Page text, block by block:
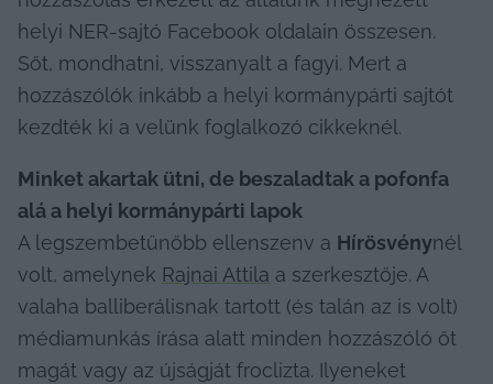
helyi NER-sajtó Facebook oldalain összesen.
Sőt, mondhatni, visszanyalt a fagyi. Mert a
hozzászólók inkább a helyi kormánypárti sajtót
kezdték ki a velünk foglalkozó cikkeknél.
Minket akartak ütni, de beszaladtak a pofonfa
alá a helyi kormánypárti lapok
A legszembetűnőbb ellenszenv a Hírösvénynél
volt, amelynek Rajnai Attila a szerkesztője. A
valaha balliberálisnak tartott (és talán az is volt)
médiamunkás írása alatt minden hozzászóló őt
magát vagy az újságját froclizta. Ilyeneket